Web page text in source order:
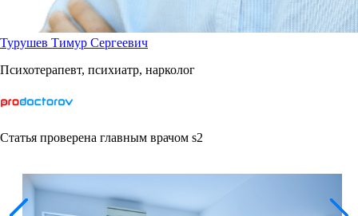
Турушев Тимур Сергеевич
Психотерапевт, психиатр, нарколог
Статья проверена главным врачом s2